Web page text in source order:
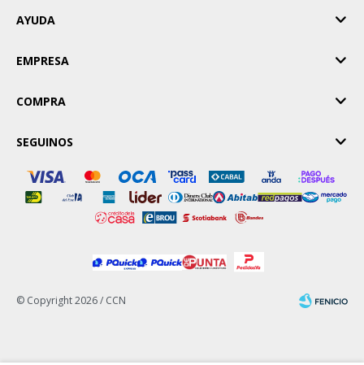
AYUDA
EMPRESA
COMPRA
SEGUINOS
© Copyright 2026 / CCN